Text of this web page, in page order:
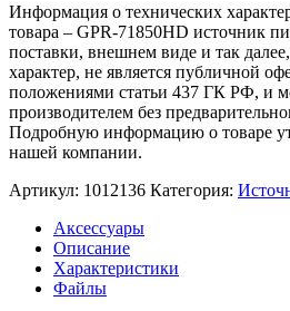
Информация о технических
товара – GPR-71850HD источник
поставки, внешнем виде и так
характер, не является публичной
положениями статьи 437 ГК РФ, и
производителем без
Подробную информацию о товаре
нашей компании.
Артикул: 1012136 Категория:
Аксессуары
Описание
Характеристики
Файлы